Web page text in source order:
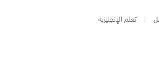
تعلم الإنجليزية